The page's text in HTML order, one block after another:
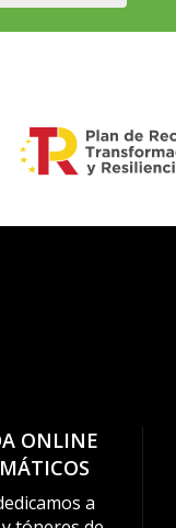
ONLINE
a